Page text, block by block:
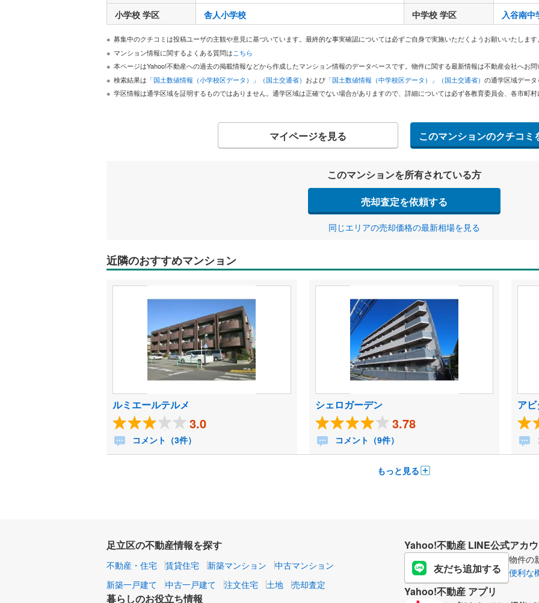
小学校 学区
舎人小学校 中学校 学区 入谷南中
募集中のクチコミは投稿ユーザの主観や意見に基づいています。最終的な事実確認については必ずご自身で実施いただくようお願いいたします
マンション情報に関するよくある質問はこちら
本ページはYahoo!不動産への過去の掲載情報などから作成したマンション情報のデータベースです。物件に関する最新情報は不動産会社へお
検索結果は 「国土数値情報（小学校区データ）」（国土交通省） および 「国土数値情報（中学校区データ）」（国土交通省） の通学区域デー
学区情報は通学区域を証明するものではありません。通学区域は正確でない場合がありますので、詳細については必ず各教育委員会、各市町
マイページを見る このマンションのクチコミ
このマンションを所有されている方
売却査定を依頼する
同じエリアの売却価格の最新相場を見る
近隣のおすすめマンション
ルミエールテルメ
3.0
コメント（3件）
シェロガーデン
3.78
コメント（9件）
ア
もっと見る
足立区の不動産情報を探す
不動産・住宅 賃貸住宅 新築マンション
中古マンション
新築一戸建て
中古一戸建て 注文住宅 土地 売却査定
暮らしのお役立ち情報
Yahoo!不動産 LINE公式アカ
友だち追加する
物件の
便利な
Yahoo!不動産 アプリ